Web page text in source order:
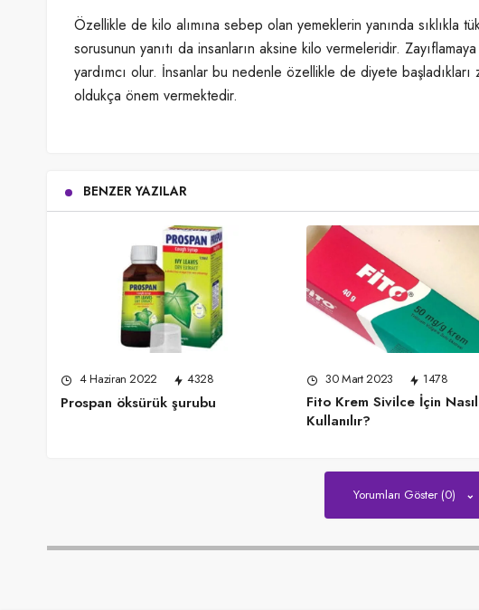
Özellikle de kilo alımına sebep olan yemeklerin yanında sıklıkla
sorusunun yanıtı da insanların aksine kilo vermeleridir.
yardımcı olur. İnsanlar bu nedenle özellikle de diyete
oldukça önem vermektedir.
BENZER YAZILAR
4 Haziran 2022 4328
Prospan öksürük şurubu
30 Mart 2023 1478
Fito Krem Sivilce İçin Nasıl
Kullanılır?
Yorumları Göster (0)